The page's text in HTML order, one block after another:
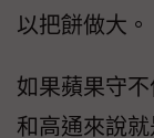
以把餅做大。
如果蘋果守
和高通來說